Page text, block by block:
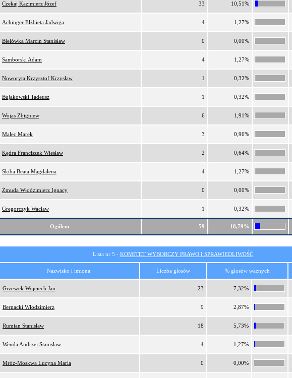
Czekaj Kazimierz Józef 33 10,51%
Achinger Elżbieta Jadwiga 4 1,27%
Bielówka Marcin Stanisław 0 0,00%
Samborski Adam 4 1,27%
Noworyta Krzysztof Krzysław 1 0,32%
Bujakowski Tadeusz 1 0,32%
Wojas Zbigniew 6 1,91%
Malec Marek 3 0,96%
Kędra Franciszek Wiesław 2 0,64%
Skiba Beata Magdalena 4 1,27%
Żmuda Włodzimierz Ignacy 0 0,00%
Gregorczyk Wacław 1 0,32%
Ogółem 59 18,79%
Lista nr 5 - KOMITET WYBORCZY PRAWO I SPRAWIEDLIWOŚĆ
Nazwisko i imiona Liczba głosów % głosów ważnych
Grzeszek Wojciech Jan 23 7,32%
Bernacki Włodzimierz 9 2,87%
Rumian Stanisław 18 5,73%
Wenda Andrzej Stanisław 4 1,27%
Mróz-Moskwa Lucyna Maria 0 0,00%